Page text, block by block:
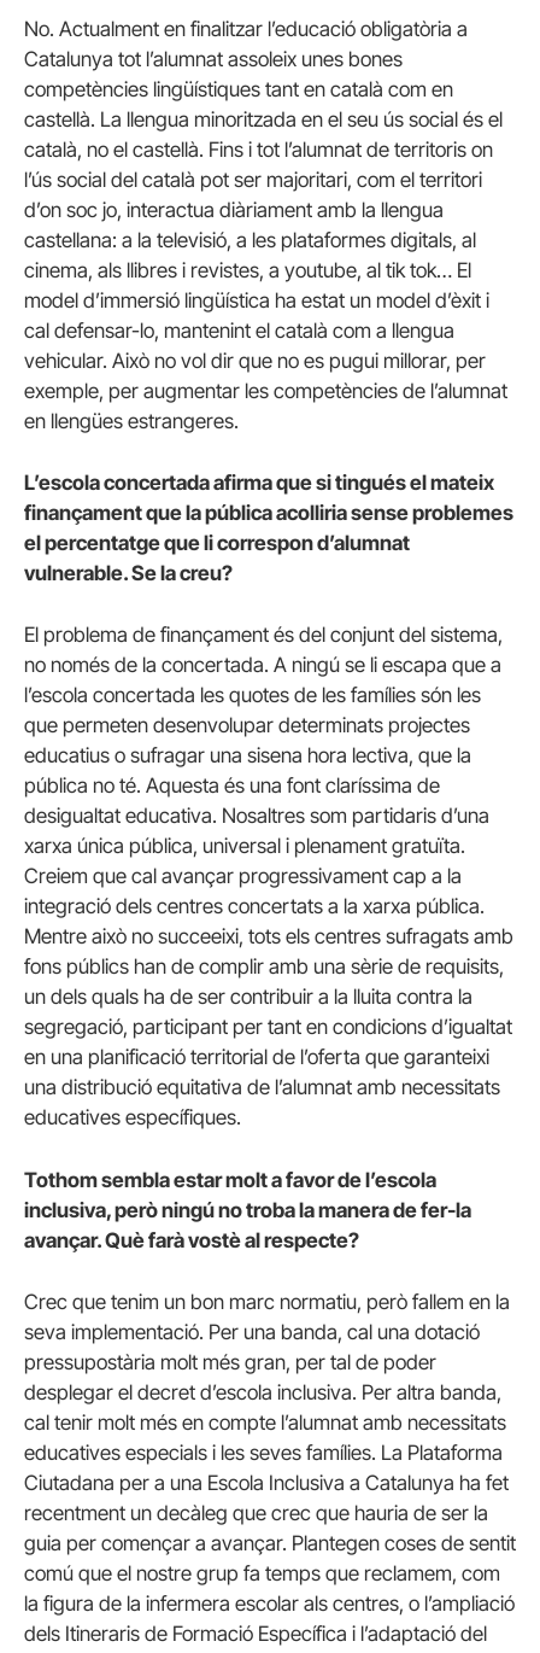
No. Actualment en finalitzar l’educació obligatòria a
Catalunya tot l’alumnat assoleix unes bones
competències lingüístiques tant en català com en
castellà. La llengua minoritzada en el seu ús social és el
català, no el castellà. Fins i tot l’alumnat de territoris on
l’ús social del català pot ser majoritari, com el territori
d’on soc jo, interactua diàriament amb la llengua
castellana: a la televisió, a les plataformes digitals, al
cinema, als llibres i revistes, a youtube, al tik tok… El
model d’immersió lingüística ha estat un model d’èxit i
cal defensar-lo, mantenint el català com a llengua
vehicular. Això no vol dir que no es pugui millorar, per
exemple, per augmentar les competències de l’alumnat
en llengües estrangeres.
L’escola concertada afirma que si tingués el mateix
finançament que la pública acolliria sense problemes
el percentatge que li correspon d’alumnat
vulnerable. Se la creu?
El problema de finançament és del conjunt del sistema,
no només de la concertada. A ningú se li escapa que a
l’escola concertada les quotes de les famílies són les
que permeten desenvolupar determinats projectes
educatius o sufragar una sisena hora lectiva, que la
pública no té. Aquesta és una font claríssima de
desigualtat educativa. Nosaltres som partidaris d’una
xarxa única pública, universal i plenament gratuïta.
Creiem que cal avançar progressivament cap a la
integració dels centres concertats a la xarxa pública.
Mentre això no succeeixi, tots els centres sufragats amb
fons públics han de complir amb una sèrie de requisits,
un dels quals ha de ser contribuir a la lluita contra la
segregació, participant per tant en condicions d’igualtat
en una planificació territorial de l’oferta que garanteixi
una distribució equitativa de l’alumnat amb necessitats
educatives específiques.
Tothom sembla estar molt a favor de l’escola
inclusiva, però ningú no troba la manera de fer-la
avançar. Què farà vostè al respecte?
Crec que tenim un bon marc normatiu, però fallem en la
seva implementació. Per una banda, cal una dotació
pressupostària molt més gran, per tal de poder
desplegar el decret d’escola inclusiva. Per altra banda,
cal tenir molt més en compte l’alumnat amb necessitats
educatives especials i les seves famílies. La Plataforma
Ciutadana per a una Escola Inclusiva a Catalunya ha fet
recentment un decàleg que crec que hauria de ser la
guia per començar a avançar. Plantegen coses de sentit
comú que el nostre grup fa temps que reclamem, com
la figura de la infermera escolar als centres, o l’ampliació
dels Itineraris de Formació Específica i l’adaptació del